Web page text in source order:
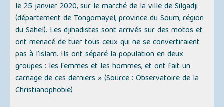
le 25 janvier 2020, sur le marché de la ville de Silgadji
(département de Tongomayel, province du Soum, région
du Sahel). Les djihadistes sont arrivés sur des motos et
ont menacé de tuer tous ceux qui ne se convertiraient
pas à l’islam. Ils ont séparé la population en deux
groupes : les femmes et les hommes, et ont fait un
carnage de ces derniers »(Source : Observatoire de la
Christianophobie)